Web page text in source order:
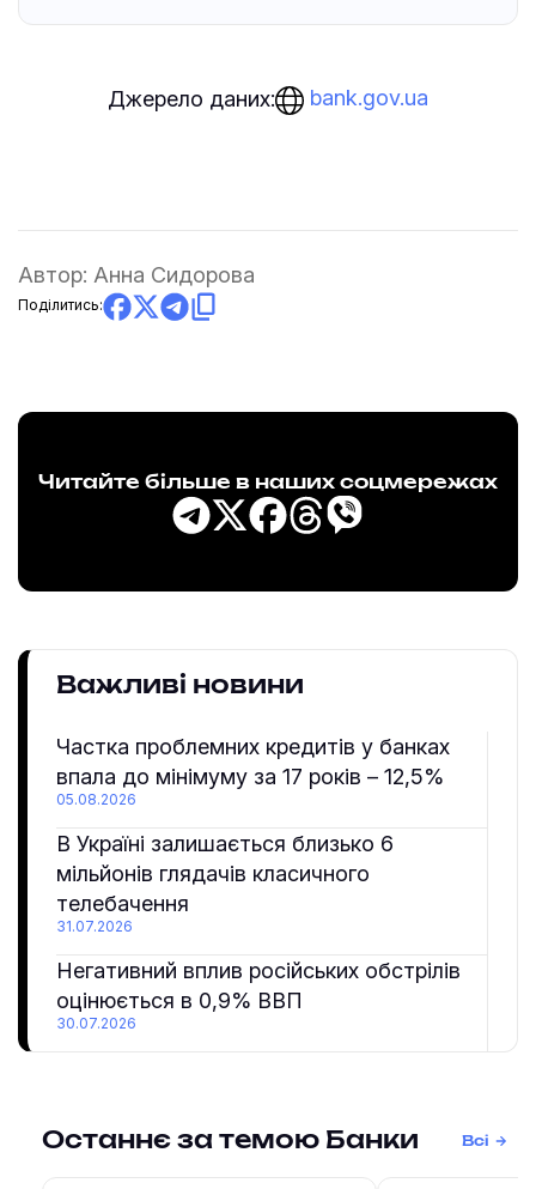
Джерело даних: bank.gov.ua
Автор: Анна Сидорова
Поділитись:
Читайте більше в наших соцмережах
Важливі новини
Частка проблемних кредитів у банках
впала до мінімуму за 17 років – 12,5%
05.08.2026
В Україні залишається близько 6
мільйонів глядачів класичного
телебачення
31.07.2026
Негативний вплив російських обстрілів
оцінюється в 0,9% ВВП
30.07.2026
Останнє за темою Банки Всі